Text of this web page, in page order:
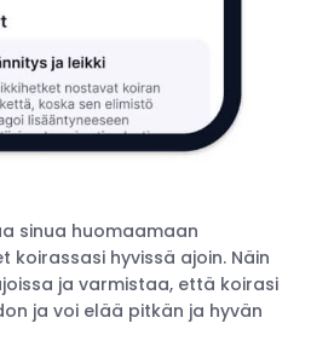
sinua huomaamaan
hyvissä ajoin. Näin
ja varmistaa, että koirasi
ja voi elää pitkän ja hyvän